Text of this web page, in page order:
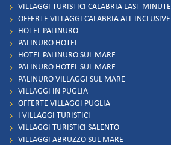
VILLAGGI TURISTICI CALABRIA LAST MINUTE
OFFERTE VILLAGGI CALABRIA ALL INCLUSIVE
HOTEL PALINURO
PALINURO HOTEL
HOTEL PALINURO SUL MARE
PALINURO HOTEL SUL MARE
PALINURO VILLAGGI SUL MARE
VILLAGGI IN PUGLIA
OFFERTE VILLAGGI PUGLIA
I VILLAGGI TURISTICI
VILLAGGI TURISTICI SALENTO
VILLAGGI ABRUZZO SUL MARE